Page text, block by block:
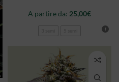
A partire da: 25,00€